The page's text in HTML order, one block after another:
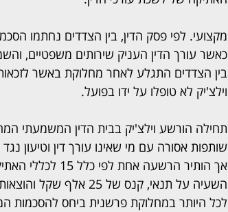
מקצועי. לפי פסק הדין, בין הצדדים נחתמו
כאשר עורך הדין העניק שירותים משפטיים,
בין הצדדים התגלע לאחר מחלוקת באשר
וילצ'יק לא טופלו על ידו בפועל.
תחילה הורשע וילצ'יק בבית הדין המשמעתי
שותפות אסורה עם מי שאינו עורך דין וטיעון
אך הותיר הרשעה
לכל היותר במחלוקת פרשנית ביחס להסכמות